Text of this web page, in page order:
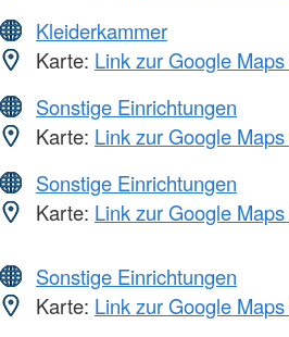
Kleiderkammer
Karte: Link zur Google
Sonstige Einrichtungen
Karte: Link zur Google
Sonstige Einrichtungen
Karte: Link zur Google
Sonstige Einrichtungen
Karte: Link zur Google